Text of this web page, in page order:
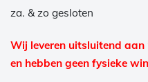
za. & zo gesloten
Wij leveren uitsluitend
en hebben geen fysieke